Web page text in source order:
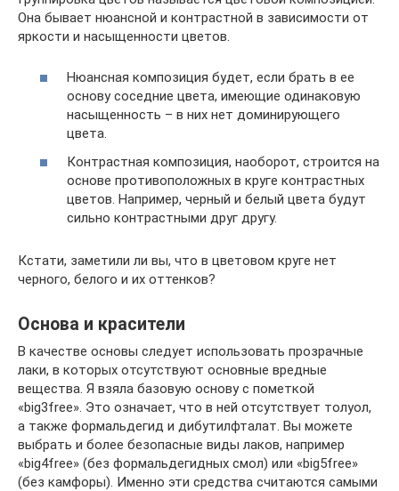
Она бывает нюансной и контрастной в зависимости от
яркости и насыщенности цветов.
Нюансная композиция будет, если брать в ее
основу соседние цвета, имеющие одинаковую
насыщенность – в них нет доминирующего
цвета.
Контрастная композиция, наоборот, строится на
основе противоположных в круге контрастных
цветов. Например, черный и белый цвета будут
сильно контрастными друг другу.
Кстати, заметили ли вы, что в цветовом круге нет
черного, белого и их оттенков?
Основа и красители
В качестве основы следует использовать прозрачные
лаки, в которых отсутствуют основные вредные
вещества. Я взяла базовую основу с пометкой
«big3free». Это означает, что в ней отсутствует толуол,
а также формальдегид и дибутилфталат. Вы можете
выбрать и более безопасные виды лаков, например
«big4free» (без формальдегидных смол) или «big5free»
(без камфоры). Именно эти средства считаются самыми